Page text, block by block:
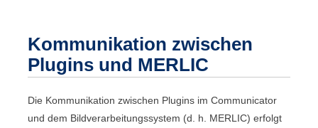
Kommunikation zwischen
Plugins und MERLIC
Die Kommunikation zwischen Plugins imCommunicator
und dem Bildverarbeitungssystem (d. h. MERLIC) erfolgt